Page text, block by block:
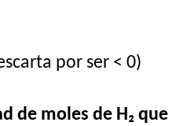
por ser < 0)
de moles de H₂ que